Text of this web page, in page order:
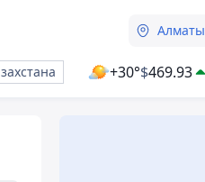
Алматы
+30°$469.93